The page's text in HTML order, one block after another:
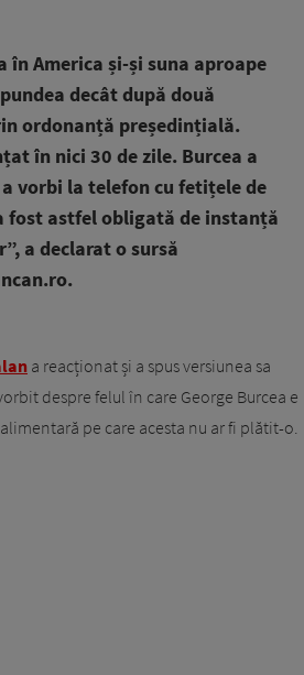
în America și-și suna aproape
decât după două
ordonanță președințială.
în nici 30 de zile. Burcea a
vorbi la telefon cu fetițele de
fost astfel obligată de instanță
a declarat o sursă
a reacționat și a spus versiunea sa
despre felul în care George Burcea e
pe care acesta nu ar fi plătit-o.